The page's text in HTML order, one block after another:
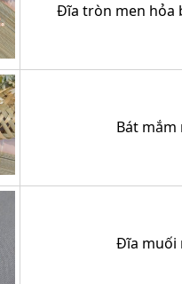
Đĩa tròn men hỏa
Bát
Đĩa muối